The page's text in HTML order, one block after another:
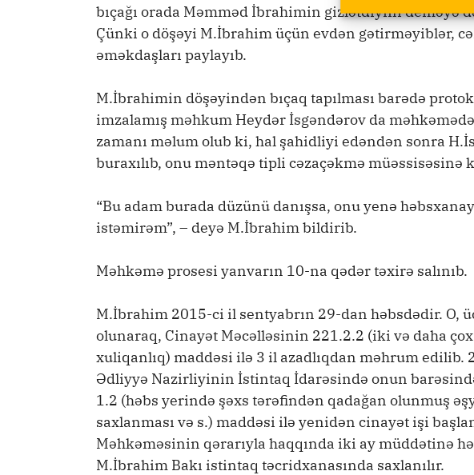
bıçağı orada Məmməd İbrahimin gizlətdiyini deməyə
Çünki o döşəyi M.İbrahim üçün evdən gətirməyiblər,
əməkdaşları paylayıb.
M.İbrahimin döşəyindən bıçaq tapılması barədə
imzalamış məhkum Heydər İsgəndərov da
zamanı məlum olub ki, hal şahidliyi edəndən sonra
buraxılıb, onu məntəqə tipli cəzaçəkmə müəssisəsinə
“Bu adam burada düzünü danışsa, onu yenə
istəmirəm”, – deyə M.İbrahim bildirib.
Məhkəmə prosesi yanvarın 10-na qədər təxirə salınıb.
M.İbrahim 2015-ci il sentyabrın 29-dan həbsdədir. O,
olunaraq, Cinayət Məcəlləsinin 221.2.2 (iki və daha
xuliqanlıq) maddəsi ilə 3 il azadlıqdan məhrum edilib.
Ədliyyə Nazirliyinin İstintaq İdarəsində onun
1.2 (həbs yerində şəxs tərəfindən qadağan olunmuş
saxlanması və s.) maddəsi ilə yenidən cinayət işi
Məhkəməsinin qərarıyla haqqında iki ay müddətinə
M.İbrahim Bakı istintaq təcridxanasında saxlanılır.